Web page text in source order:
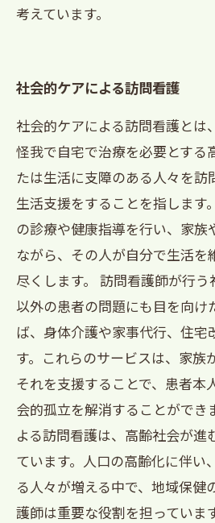
考えています。
社会的ケアによる訪問看護
社会的ケアによる訪問看護とは
怪我で自宅で治療を必要とする
たは生活に支障のある人々を訪
生活支援をすることを指します
の診療や健康指導を行い、家族
ながら、その人が自分で生活を
尽くします。 訪問看護師が行
以外の患者の問題にも目を向け
ば、身体介護や家事代行、住宅
す。これらのサービスは、家族
それを支援することで、患者本
会的孤立を解消することができ
よる訪問看護は、高齢社会が進
ています。人口の高齢化に伴い
る人々が増える中で、地域保健
護師は重要な役割を担っていま